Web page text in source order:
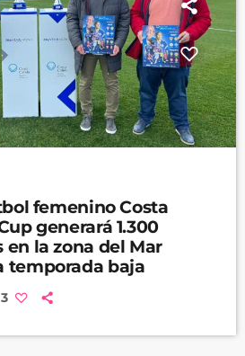
femenino Costa
generará 1.300
la zona del Mar
temporada baja